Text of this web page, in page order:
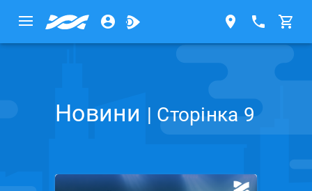
Новини | Сторінка 9